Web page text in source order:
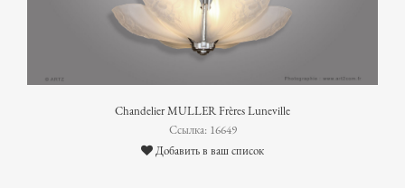
Chandelier MULLER Frères Luneville
Ссылка: 16649
Добавить в ваш список